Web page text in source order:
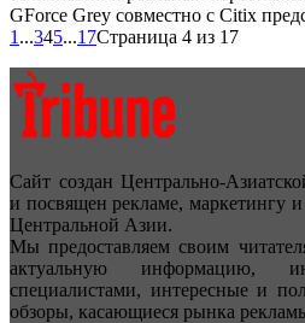
GForce Grey совместно с Citix
1 ...345...17Страница 4 из 17
Сайт создан Центрально-
и посвящен рекламе, маркетингу и
Центральной Азии.
Мы предоставляем своим
актуальную информацию,
специалистами, интересные и
обзоры, касающиеся рынка